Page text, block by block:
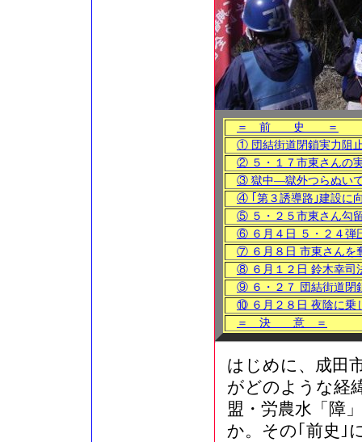
＝ 前 史 ＝
① 団結街道閉鎖実力阻
② ５・１７市東さんの
③ 獄中―獄外つらぬい
④ ｢第３誘導路｣建設に
⑤ ５・２５市東さん勾
⑥ ６月４日 ５・２４弾
⑦ ６月８日 市東さんを
⑧ ６月１２日 鈴木幸司
⑨ ６・２７ 団結街道閉
⑩ ６月２８日 夜陰に乗
＝ 決 意 ＝
はじめに、成田
がどのような経
盟・労農水「障
か。その｢前史｣